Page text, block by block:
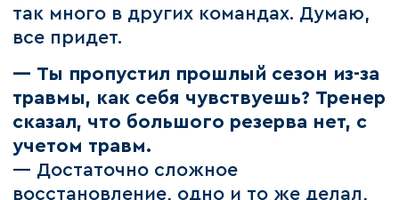
так много в других командах. Думаю,
все придет.
— Ты пропустил прошлый сезон из-за
травмы, как себя чувствуешь? Тренер
сказал, что большого резерва нет, с
учетом травм.
— Достаточно сложное
восстановление, одно и то же делал,